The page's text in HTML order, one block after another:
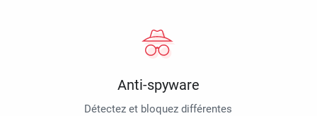
Anti-spyware
Détectez et bloquez différentes